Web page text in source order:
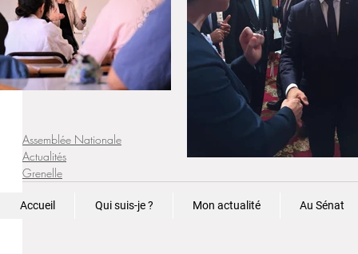
Assemblée Nationale
Actualités
Grenelle
Accueil Qui suis-je ? Mon actualité Au Sénat